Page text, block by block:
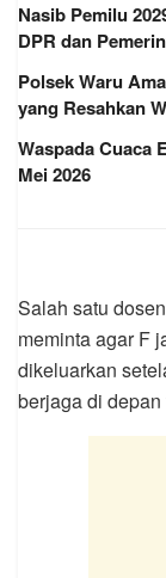
Nasib Pemilu
DPR dan
Polsek Waru
yang Resahkan
Waspada Cuaca
Mei 2026
Salah satu
meminta agar F
dikeluarkan
berjaga di depan